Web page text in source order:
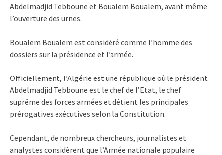
Abdelmadjid Tebboune et Boualem Boualem, avant même
l’ouverture des urnes.
Boualem Boualem est considéré comme l’homme des
dossiers sur la présidence et l’armée.
Officiellement, l’Algérie est une république où le président
Abdelmadjid Tebboune est le chef de l’Etat, le chef
suprême des forces armées et détient les principales
prérogatives exécutives selon la Constitution.
Cependant, de nombreux chercheurs, journalistes et
analystes considèrent que l’Armée nationale populaire